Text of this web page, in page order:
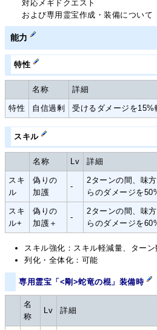
対応メギドクエスト
および専用霊宝作成・装備について
能力
特性
名称 詳細
特性 自信過剰 受けるダメージを15%
スキル
名称 Lv 詳細
スキ
ル
偽りの
加護
-
2ターンの間、味
らのダメージを
スキ
ル+
偽りの
加護＋
-
2ターンの間、味
らのダメージを
スキル強化：スキル軽減量、ター
列化・全体化：可能
専用霊宝「<剛>蛇竜の棍」装備時
名
称
Lv 詳細